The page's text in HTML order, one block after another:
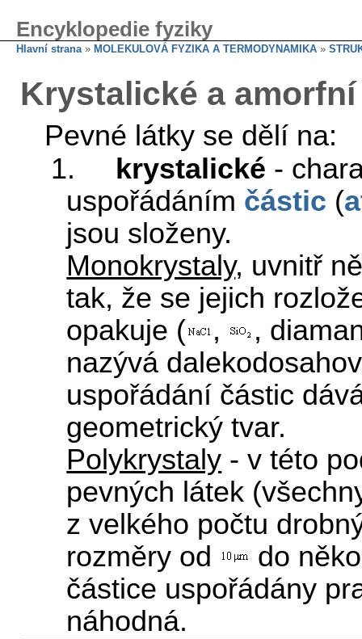
Encyklopedie fyziky
Hlavní strana» MOLEKULOVÁ FYZIKA A TERMODYNAMIKA »
Krystalické a
Pevné látky se dělí na:
1.
krystalické -
uspořádáním částic (
jsou složeny.
Monokrystaly, uvnitř
tak, že se jejich
opakuje (
,
,
nazývá
uspořádání částic
geometrický tvar.
Polykrystaly - v této
pevných látek
z velkého počtu
rozměry od
do
částice uspořádány
náhodná.